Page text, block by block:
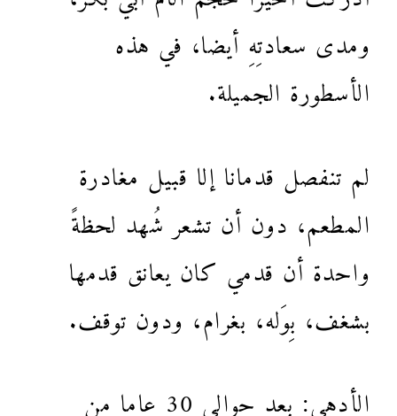
ومدى سعادتِهِ أيضا، في هذه
الأسطورة الجميلة.
لم تنفصل قدمانا إلا قبيل مغادرة
المطعم، دون أن تشعر شُهد لحظةً
واحدة أن قدمي كان يعانق قدمها
بشغف، بِوَله، بغرام، ودون توقف.
الأدهى: بعد حوالي 30 عاما من